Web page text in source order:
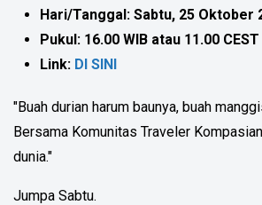
Hari/Tanggal: Sabtu, 25 Oktober
Pukul: 16.00 WIB atau 11.00
Link: DI SINI
"Buah durian harum baunya, buah
Bersama Komunitas Traveler
dunia."
Jumpa Sabtu.